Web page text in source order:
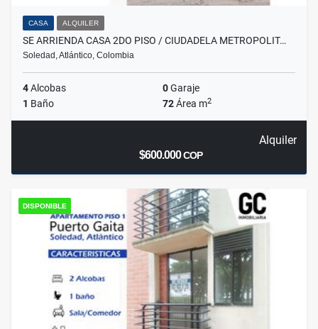
CASA ALQUILER
SE ARRIENDA CASA 2DO PISO / CIUDADELA METROPOLIT…
Soledad, Atlántico, Colombia
4Alcobas 0Garaje
1 Baño 72Área m2
Alquiler
$600.000COP
DISPONIBLE